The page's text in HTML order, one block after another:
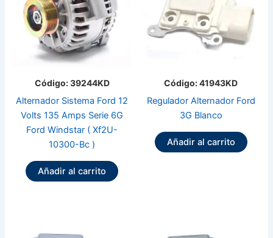
Código: 39244KD
Alternador Sistema Ford 12
Volts 135 Amps Serie 6G
Ford Windstar ( Xf2U-
10300-Bc )
Añadir al carrito
Código: 41943KD
Regulador Alternador Ford
3G Blanco
Añadir al carrito